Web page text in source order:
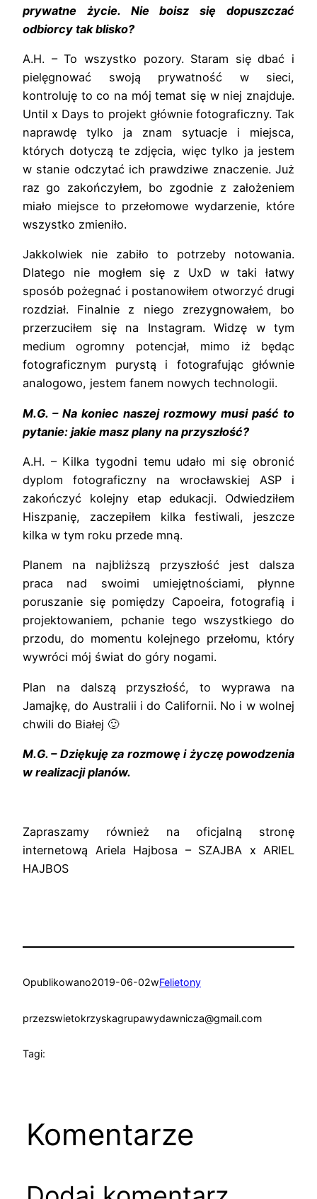
prywatne życie. Nie boisz się dopuszczać
odbiorcy tak blisko?
A.H. – To wszystko pozory. Staram się dbać i
pielęgnować swoją prywatność w sieci,
kontroluję to co na mój temat się w niej znajduje.
Until x Days to projekt głównie fotograficzny. Tak
naprawdę tylko ja znam sytuacje i miejsca,
których dotyczą te zdjęcia, więc tylko ja jestem
w stanie odczytać ich prawdziwe znaczenie. Już
raz go zakończyłem, bo zgodnie z założeniem
miało miejsce to przełomowe wydarzenie, które
wszystko zmieniło.
Jakkolwiek nie zabiło to potrzeby notowania.
Dlatego nie mogłem się z UxD w taki łatwy
sposób pożegnać i postanowiłem otworzyć drugi
rozdział. Finalnie z niego zrezygnowałem, bo
przerzuciłem się na Instagram. Widzę w tym
medium ogromny potencjał, mimo iż będąc
fotograficznym purystą i fotografując głównie
analogowo, jestem fanem nowych technologii.
M.G. – Na koniec naszej rozmowy musi paść to
pytanie: jakie masz plany na przyszłość?
A.H. – Kilka tygodni temu udało mi się obronić
dyplom fotograficzny na wrocławskiej ASP i
zakończyć kolejny etap edukacji. Odwiedziłem
Hiszpanię, zaczepiłem kilka festiwali, jeszcze
kilka w tym roku przede mną.
Planem na najbliższą przyszłość jest dalsza
praca nad swoimi umiejętnościami, płynne
poruszanie się pomiędzy Capoeira, fotografią i
projektowaniem, pchanie tego wszystkiego do
przodu, do momentu kolejnego przełomu, który
wywróci mój świat do góry nogami.
Plan na dalszą przyszłość, to wyprawa na
Jamajkę, do Australii i do Californii. No i w wolnej
chwili do Białej 🙂
M.G. – Dziękuję za rozmowę i życzę powodzenia
w realizacji planów.
Zapraszamy również na oficjalną stronę
internetową Ariela Hajbosa – SZAJBA x ARIEL
HAJBOS
Opublikowano2019-06-02wFelietony
przezswietokrzyskagrupawydawnicza@gmail.com
Tagi:
Komentarze